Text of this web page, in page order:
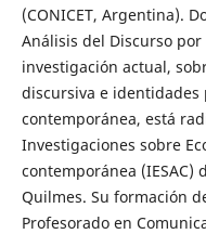
(CONICET, Argentina).
Análisis del Discurso
investigación actual,
discursiva e
contemporánea, está
Investigaciones sobre
contemporánea (IESAC)
Quilmes. Su formación
Profesorado en